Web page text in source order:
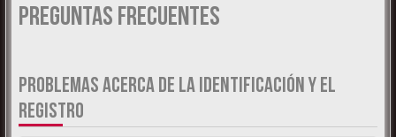
Preguntas Frecuentes
PROBLEMAS ACERCA DE LA IDENTIFICACIÓN Y EL
REGISTRO